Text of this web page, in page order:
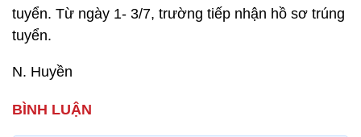
tuyển. Từ ngày 1- 3/7, trường tiếp nhận hồ sơ trúng
tuyển.
N. Huyền